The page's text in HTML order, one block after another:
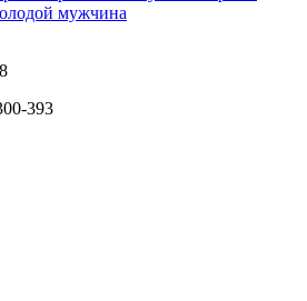
мужчина
393